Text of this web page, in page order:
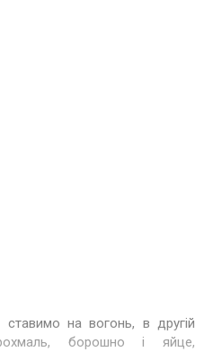
на вогонь, в другій
борошно і яйце,